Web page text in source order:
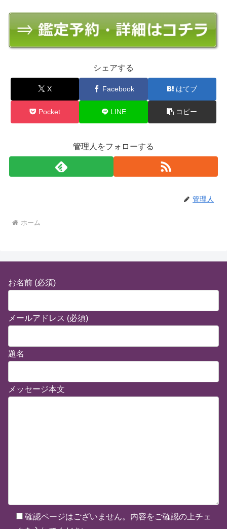
シェアする
X Facebook はてブ
Pocket LINE コピー
管理人をフォローする
管理人
ホーム
お名前 (必須)
メールアドレス (必須)
題名
メッセージ本文
確認ページはございません。内容をご確認の上チェ